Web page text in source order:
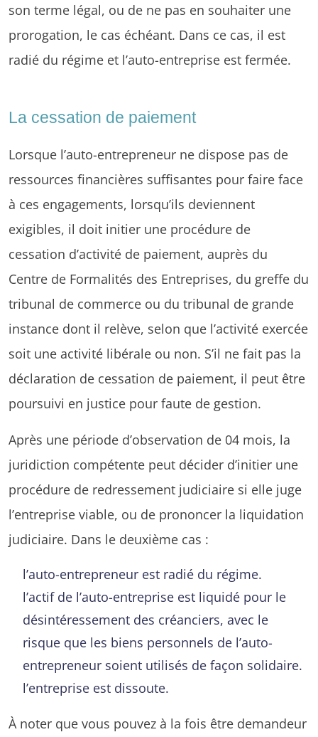
son terme légal, ou de ne pas en souhaiter une
prorogation, le cas échéant. Dans ce cas, il est
radié du régime et l’auto-entreprise est fermée.
La cessation de paiement
Lorsque l’auto-entrepreneur ne dispose pas de
ressources financières suffisantes pour faire face
à ces engagements, lorsqu’ils deviennent
exigibles, il doit initier une procédure de
cessation d’activité de paiement, auprès du
Centre de Formalités des Entreprises, du greffe du
tribunal de commerce ou du tribunal de grande
instance dont il relève, selon que l’activité exercée
soit une activité libérale ou non. S’il ne fait pas la
déclaration de cessation de paiement, il peut être
poursuivi en justice pour faute de gestion.
Après une période d’observation de 04 mois, la
juridiction compétente peut décider d’initier une
procédure de redressement judiciaire si elle juge
l’entreprise viable, ou de prononcer la liquidation
judiciaire. Dans le deuxième cas :
l’auto-entrepreneur est radié du régime.
l’actif de l’auto-entreprise est liquidé pour le
désintéressement des créanciers, avec le
risque que les biens personnels de l’auto-
entrepreneur soient utilisés de façon solidaire.
l’entreprise est dissoute.
À noter que vous pouvez à la fois être demandeur